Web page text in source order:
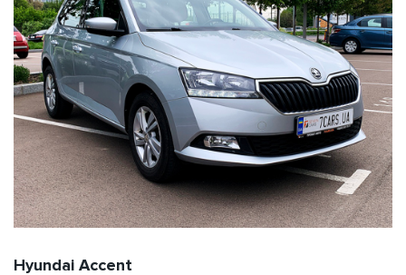
Hyundai Accent